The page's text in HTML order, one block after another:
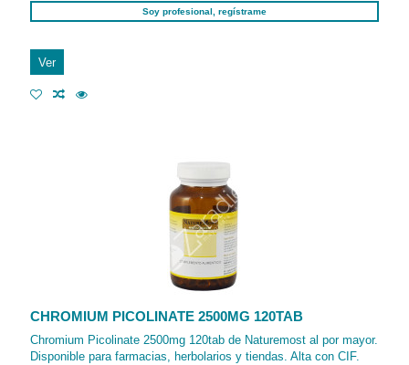
Soy profesional, regístrame
Ver
CHROMIUM PICOLINATE 2500MG 120TAB
Chromium Picolinate 2500mg 120tab de Naturemost al por mayor.
Disponible para farmacias, herbolarios y tiendas. Alta con CIF.